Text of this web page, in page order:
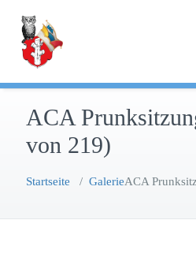
springen
ACA
von 219)
Startseite / GalerieACA